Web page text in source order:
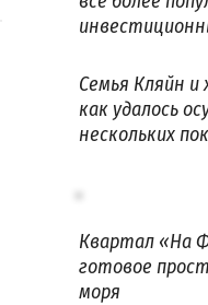
Семья Кляйн и
как удалось
нескольких
Квартал «На
готовое
моря